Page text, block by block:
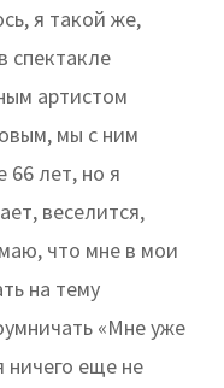
я такой же,
спектакле
артистом
мы с ним
лет, но я
веселится,
что мне в мои
на тему
«Мне уже
ничего еще не